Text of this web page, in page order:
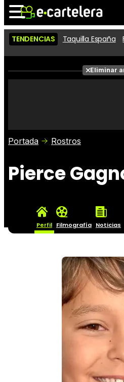
Noticias
Críticas
TENDENCIAS Taquilla España
Eliminar
Portada Rostros
Pierce
Perfil Filmografía Noticias